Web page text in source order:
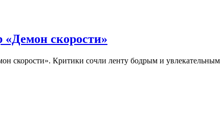
скорости»
скорости». Критики сочли ленту бодрым и